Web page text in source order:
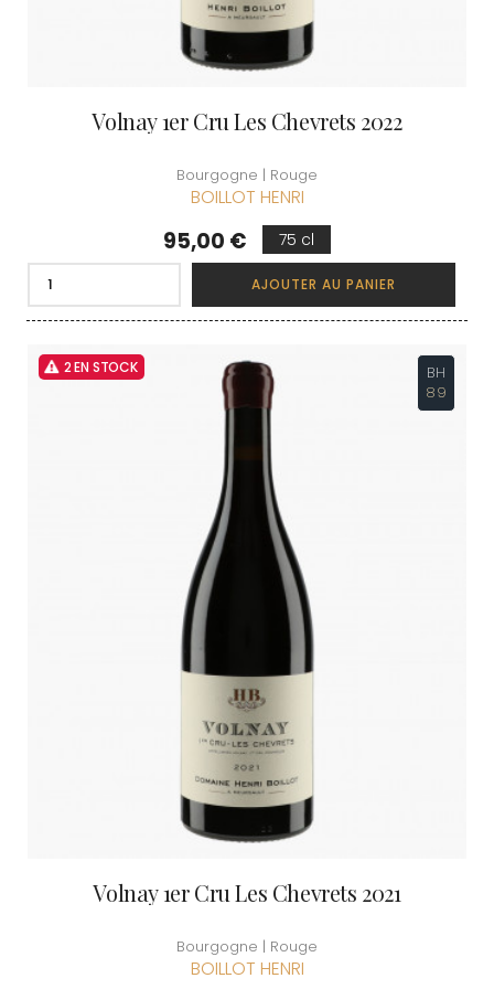
Volnay 1er Cru Les Chevrets 2022
Bourgogne | Rouge
BOILLOT HENRI
Prix
95,00 € 75 cl
AJOUTER AU PANIER
2 EN STOCK
BH
89
Volnay 1er Cru Les Chevrets 2021
Bourgogne | Rouge
BOILLOT HENRI